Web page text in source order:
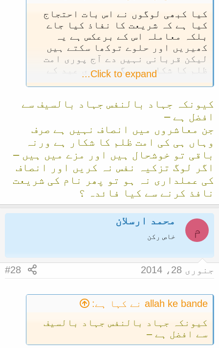
کیا کبھی لوگوں نے اس بات احتجاج
کیا ہے کہ شریعت کا نفاذ کیا جاے
بلکہ معاملہ اس کے برعکس ہے یہ
کھیریں اور حلوے توکھا سکتے ہیں
لیکن قربانی نہیں دے آج پوری امت
ظلم کا شکار ہے مگر تیسری عید کے
موجدیں کے کانوں پر جوں تک نہین
ہندوستان میں انگریز آیا تھا اس
وقت بھی یہی لوگ تھے جنھوں نے جہاد
کے خلاف فتوی دیا تھا اور آج بھی
طاہر القادری ، اویس قادری جلالی
وغیرہ بس حلوے کھا رہے ہیں یا
مجاہدین کے خلاف زہر اگل رہے ہیں
Click to expand...
کیونکہ جہاد بالنفس جہاد بالسیف سے
افضل ہے –
جن معاشروں میں انصاف نہیں ہے صرف
وہاں ہی کی امت ظلم کا شکار ہے ورنہ
باقی تو خوشحال ہیں اور مزے میں ہیں –
اگر لوگ تزکیہ نفس نہ کریں اور انصاف
کی عملداری نہ ہو تو پھر نام کی شریعت
نافذ کرنے سے کیا فائدہ ؟
م
محمد ارسلان
خاص رکن
جنوری 28، 2014 #28
allah ke bande نے کہا ہے:
کیونکہ جہاد بالنفس جہاد بالسیف
سے افضل ہے –